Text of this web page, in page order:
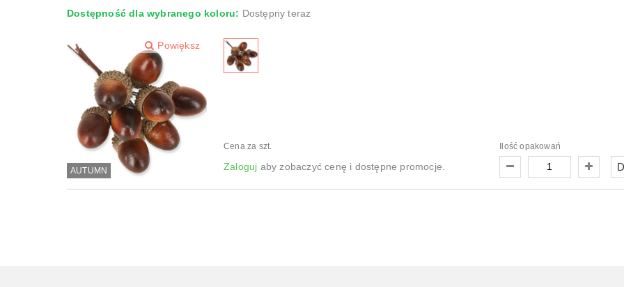
Dostępność dla wybranego koloru: Dostępny teraz
AUTUMN
Powiększ
Cena za szt.
Zaloguj aby zobaczyć cenę i dostępne promocje.
Ilość opakowań